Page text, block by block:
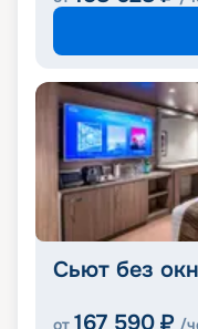
Сьют без
от 167 590 ₽ /